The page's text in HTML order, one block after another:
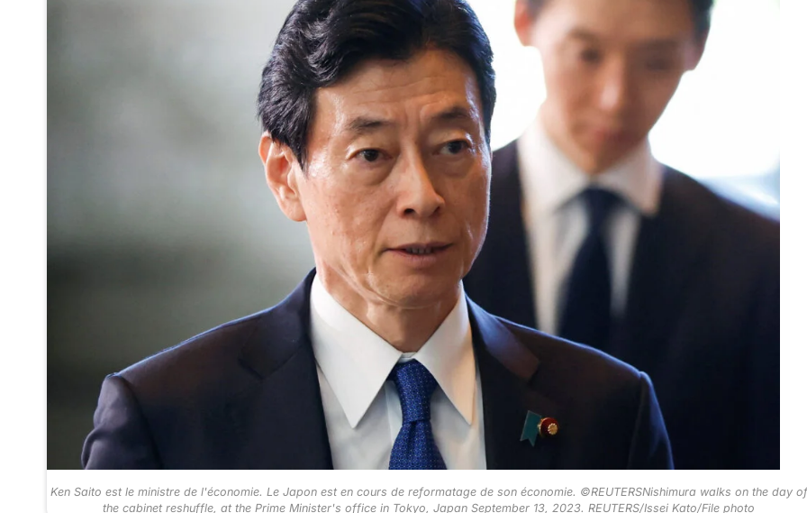
Ken Saito est le ministre de l'économie. Le Japon est en cours de reformatage de son économie. ©REUTERSNishimura walks on the day of
the cabinet reshuffle, at the Prime Minister's office in Tokyo, Japan September 13, 2023. REUTERS/Issei Kato/File photo